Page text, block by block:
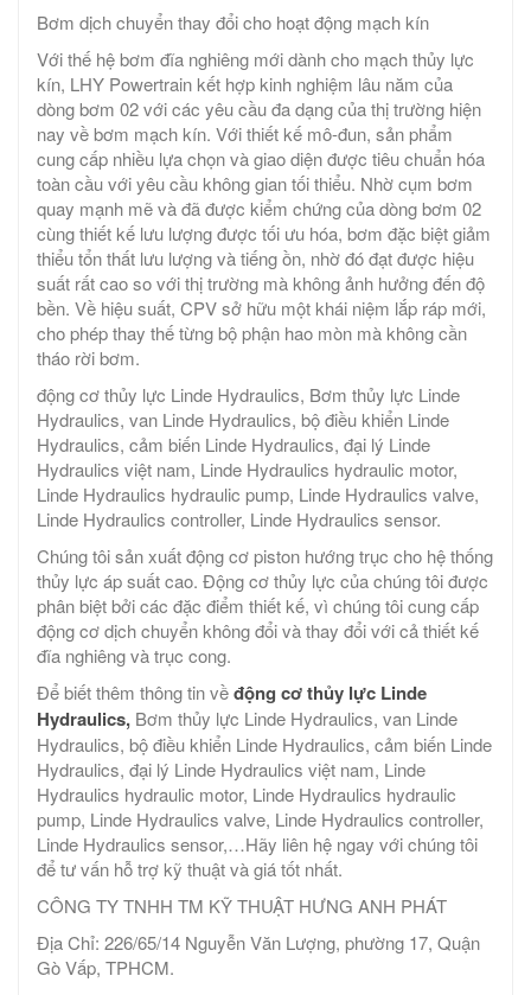
Bơm dịch chuyển thay đổi cho hoạt động mạch kín
Với thế hệ bơm đĩa nghiêng mới dành cho mạch thủy lực
kín, LHY Powertrain kết hợp kinh nghiệm lâu năm của
dòng bơm 02 với các yêu cầu đa dạng của thị trường hiện
nay về bơm mạch kín. Với thiết kế mô-đun, sản phẩm
cung cấp nhiều lựa chọn và giao diện được tiêu chuẩn hóa
toàn cầu với yêu cầu không gian tối thiểu. Nhờ cụm bơm
quay mạnh mẽ và đã được kiểm chứng của dòng bơm 02
cùng thiết kế lưu lượng được tối ưu hóa, bơm đặc biệt giảm
thiểu tổn thất lưu lượng và tiếng ồn, nhờ đó đạt được hiệu
suất rất cao so với thị trường mà không ảnh hưởng đến độ
bền. Về hiệu suất, CPV sở hữu một khái niệm lắp ráp mới,
cho phép thay thế từng bộ phận hao mòn mà không cần
tháo rời bơm.
động cơ thủy lực Linde Hydraulics, Bơm thủy lực Linde
Hydraulics, van Linde Hydraulics, bộ điều khiển Linde
Hydraulics, cảm biến Linde Hydraulics, đại lý Linde
Hydraulics việt nam, Linde Hydraulics hydraulic motor,
Linde Hydraulics hydraulic pump, Linde Hydraulics valve,
Linde Hydraulics controller, Linde Hydraulics sensor.
Chúng tôi sản xuất động cơ piston hướng trục cho hệ thống
thủy lực áp suất cao. Động cơ thủy lực của chúng tôi được
phân biệt bởi các đặc điểm thiết kế, vì chúng tôi cung cấp
động cơ dịch chuyển không đổi và thay đổi với cả thiết kế
đĩa nghiêng và trục cong.
Để biết thêm thông tin vềđộng cơ thủy lực Linde
Hydraulics, Bơm thủy lực Linde Hydraulics, van Linde
Hydraulics, bộ điều khiển Linde Hydraulics, cảm biến Linde
Hydraulics, đại lý Linde Hydraulics việt nam, Linde
Hydraulics hydraulic motor, Linde Hydraulics hydraulic
pump, Linde Hydraulics valve, Linde Hydraulics controller,
Linde Hydraulics sensor,…Hãy liên hệ ngay với chúng tôi
để tư vấn hỗ trợ kỹ thuật và giá tốt nhất.
CÔNG TY TNHH TM KỸ THUẬT HƯNG ANH PHÁT
Địa Chỉ: 226/65/14 Nguyễn Văn Lượng, phường 17, Quận
Gò Vấp, TPHCM.